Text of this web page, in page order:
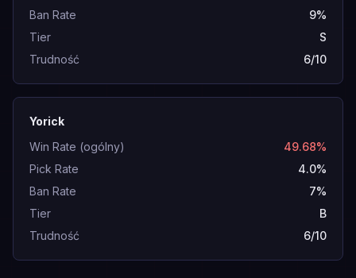
Ban Rate
9%
Tier
S
Trudność
6/10
Yorick
Win Rate (ogólny)
49.68%
Pick Rate
4.0%
Ban Rate
7%
Tier
B
Trudność
6/10